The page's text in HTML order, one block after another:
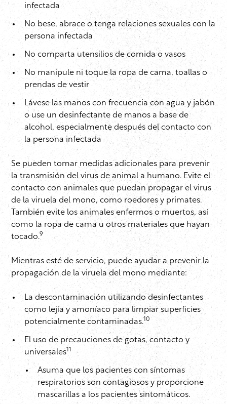
infectada
No bese, abrace o tenga relaciones sexuales con la
persona infectada
No comparta utensilios de comida o vasos
No manipule ni toque la ropa de cama, toallas o
prendas de vestir
Lávese las manos con frecuencia con agua y jabón
o use un desinfectante de manos a base de
alcohol, especialmente después del contacto con
la persona infectada
Se pueden tomar medidas adicionales para prevenir
la transmisión del virus de animal a humano. Evite el
contacto con animales que puedan propagar el virus
de la viruela del mono, como roedores y primates.
También evite los animales enfermos o muertos, así
como la ropa de cama u otros materiales que hayan
tocado.9
Mientras esté de servicio, puede ayudar a prevenir la
propagación de la viruela del mono mediante:
La descontaminación utilizando desinfectantes
como lejía y amoníaco para limpiar superficies
potencialmente contaminadas.10
El uso de precauciones de gotas, contacto y
universales 11
Asuma que los pacientes con síntomas
respiratorios son contagiosos y proporcione
mascarillas a los pacientes sintomáticos.